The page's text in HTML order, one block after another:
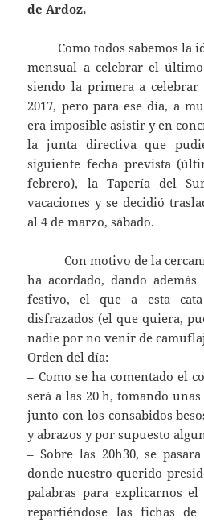
de Ardoz.
Como todos sabemos la
mensual a celebrar el último
siendo la primera a
2017, pero para ese día, a
era imposible asistir y en
la junta directiva que
siguiente fecha prevista
febrero), la Tapería del
vacaciones y se decidió
al 4 de marzo, sábado.
Con motivo de la cercanía
ha acordado, dando
festivo, el que a esta
disfrazados (el que quiera,
nadie por no venir de
Orden del día:
– Como se ha comentado el
será a las 20 h, tomando
junto con los consabidos
y abrazos y por supuesto
– Sobre las 20h30, se
donde nuestro querido
palabras para explicarnos
repartiéndose las fichas de